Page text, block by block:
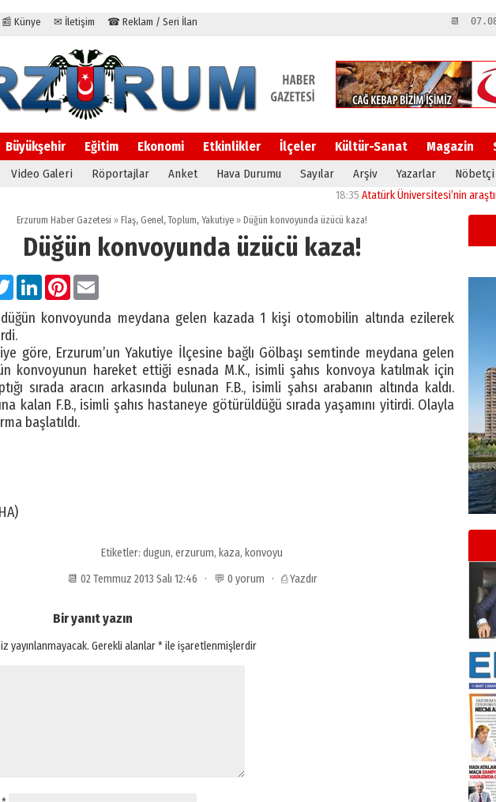
📰 Künye ✉ İletişim ☎ Reklam / Seri İlan 📆
Büyükşehir Eğitim Ekonomi Etkinlikler İlçeler Kültür-Sanat Magazin
Video Galeri Röportajlar Anket Hava Durumu Sayılar Arşiv Yazarlar Nöbetçi
Atatürk Üniversitesi’nin araştırma
Erzurum Haber Gazetesi » Flaş, Genel,Toplum, Yakutiye » Düğün konvoyunda üzücü kaza!
Düğün konvoyunda üzücü kaza!
TwitterLinkedInPinterest
düğün konvoyunda meydana gelen kazada 1 kişi otomobilin altında ezilerek
göre, Erzurum’un Yakutiye İlçesine bağlı Gölbaşı semtinde meydana gelen
konvoyunun hareket ettiği esnada M.K., isimli şahıs konvoya katılmak için
sırada aracın arkasında bulunan F.B., isimli şahsı arabanın altında kaldı.
kalan F.B., isimli şahıs hastaneye götürüldüğü sırada yaşamını yitirdi. Olayla
başlatıldı.
Etiketler: dugun, erzurum, kaza, konvoyu
📆 02 Temmuz 2013 Salı 12:46 · 💬 0 yorum · ⎙ Yazdır
Bir yanıt yazın
yayınlanmayacak. Gerekli alanlar*ile işaretlenmişlerdir